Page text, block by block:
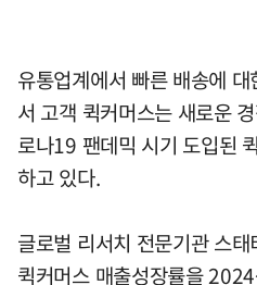
유통업계에서 빠른 배송에
서 고객 퀵커머스는 새로운
로나19 팬데믹 시기 도입된
하고 있다.
글로벌 리서치 전문기관 스
퀵커머스 매출성장률을